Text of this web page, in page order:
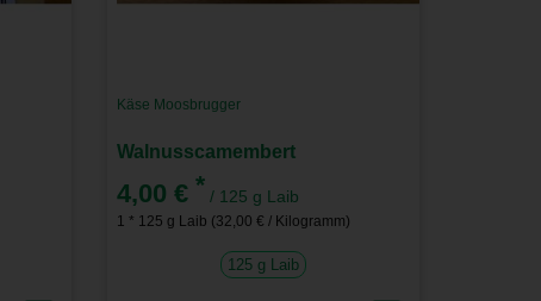
Käse Moosbrugger
Walnusscamembert
4,00 €* / 125 g Laib
1 * 125 g Laib (32,00 € / Kilogramm)
125 g Laib